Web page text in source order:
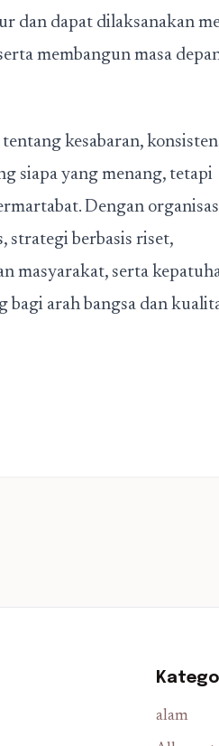
dan dapat dilaksanakan
membangun masa
kesabaran,
siapa yang menang, tetapi
Dengan
strategi berbasis riset,
masyarakat, serta
arah bangsa dan
alam